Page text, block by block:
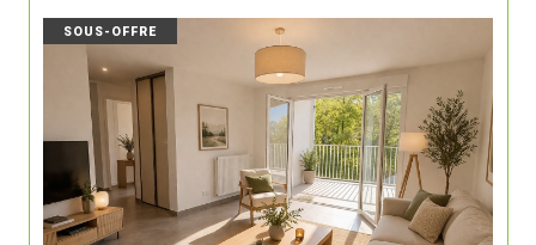
SOUS-OFFRE